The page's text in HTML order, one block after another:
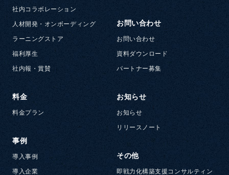
社内コラボレーション
人材開発・オンボーディング
ラーニングストア
福利厚生
社内報・賞賛
料金
料金プラン
事例
導入事例
導入企業
お問い合わせ
お問い合わせ
資料ダウンロード
パートナー募集
お知らせ
お知らせ
リリースノート
その他
即戦力化構築支援コンサルティン